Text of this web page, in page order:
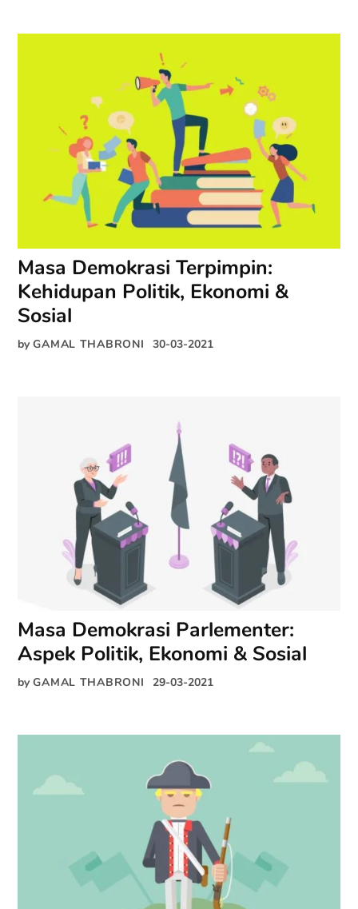
Masa Demokrasi Terpimpin:
Kehidupan Politik, Ekonomi &
Sosial
by GAMAL THABRONI 30-03-2021
Masa Demokrasi Parlementer:
Aspek Politik, Ekonomi & Sosial
by GAMAL THABRONI 29-03-2021